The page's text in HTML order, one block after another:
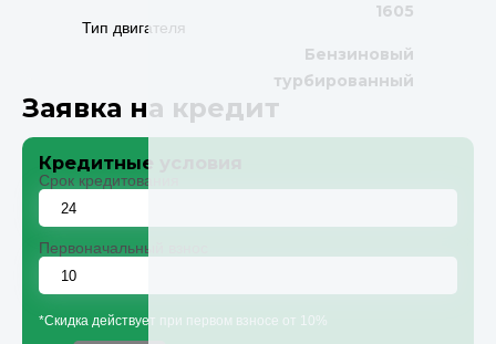
Тип двигателя
1605
Бензиновый
турбированный
Заявка на кредит
Кредитные условия
Срок кредитования
Первоначальный взнос
*Скидка действует при первом взносе от 10%